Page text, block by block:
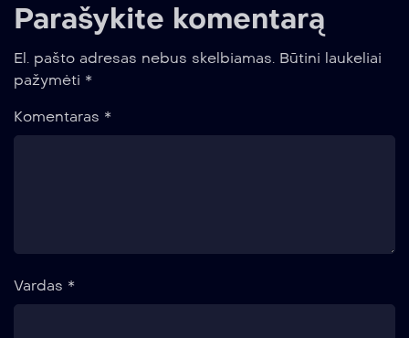
Parašykite komentarą
El. pašto adresas nebus skelbiamas. Būtini laukeliai
pažymėti *
Komentaras *
Vardas *